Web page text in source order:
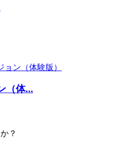
（体...
？